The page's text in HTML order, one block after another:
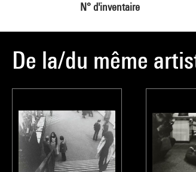
N° d'inventaire
De la/du même